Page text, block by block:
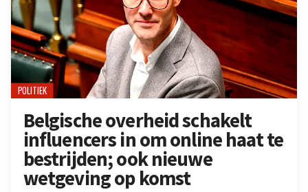
POLITIEK
Belgische overheid schakelt
influencers in om online haat te
bestrijden; ook nieuwe
wetgeving op komst